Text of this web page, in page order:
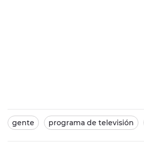
gente programa de televisión